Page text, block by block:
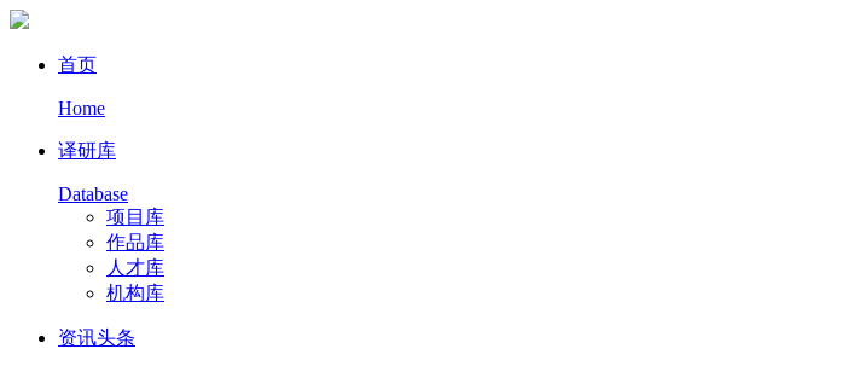
首页
Home
译研库
Database
项目库
作品库
人才库
机构库
资讯头条